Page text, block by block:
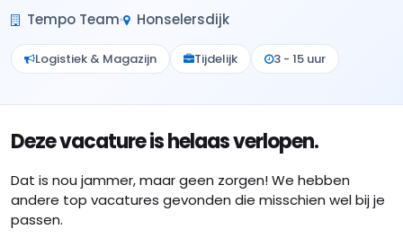
Tempo Team Honselersdijk
Logistiek & Magazijn Tijdelijk 3 - 15 uur
Deze vacature is helaas verlopen.
Dat is nou jammer, maar geen zorgen! We hebben
andere top vacatures gevonden die misschien wel bij je
passen.